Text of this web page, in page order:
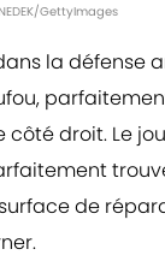
GettyImages
la défense
côté droit. Le
de